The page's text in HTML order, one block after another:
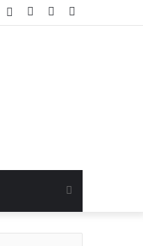
Random
Log
Instagram
YouTube
Search
for